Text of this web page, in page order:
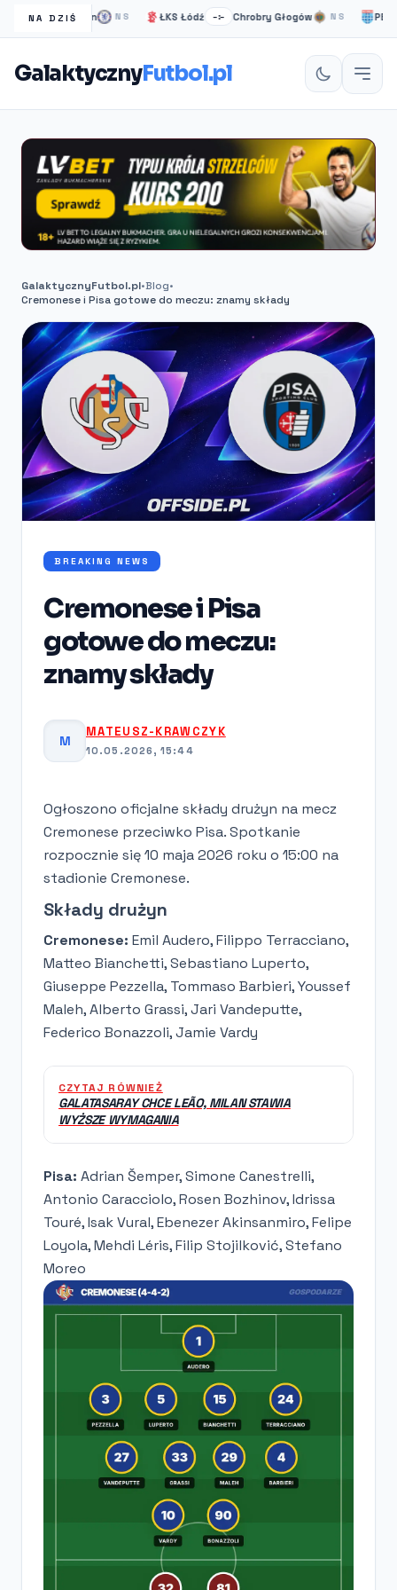
NA DZIŚ
Londyn NS ŁKS Łódź –:– Chrobry Głogów NS PEC
GalaktycznyFutbol.pl
GalaktycznyFutbol.pl•Blog•
Cremonese i Pisa gotowe do meczu: znamy składy
BREAKING NEWS
Cremonese i Pisa
gotowe do meczu:
znamy składy
M
MATEUSZ-KRAWCZYK
10.05.2026, 15:44
Ogłoszono oficjalne składy drużyn na mecz
Cremonese przeciwko Pisa. Spotkanie
rozpocznie się 10 maja 2026 roku o 15:00 na
stadionie Cremonese.
Składy drużyn
Cremonese: Emil Audero, Filippo Terracciano,
Matteo Bianchetti, Sebastiano Luperto,
Giuseppe Pezzella, Tommaso Barbieri, Youssef
Maleh, Alberto Grassi, Jari Vandeputte,
Federico Bonazzoli, Jamie Vardy
CZYTAJ RÓWNIEŻ
GALATASARAY CHCE LEÃO, MILAN STAWIA
WYŻSZE WYMAGANIA
Pisa: Adrian Šemper, Simone Canestrelli,
Antonio Caracciolo, Rosen Bozhinov, Idrissa
Touré, Isak Vural, Ebenezer Akinsanmiro, Felipe
Loyola, Mehdi Léris, Filip Stojilković, Stefano
Moreo